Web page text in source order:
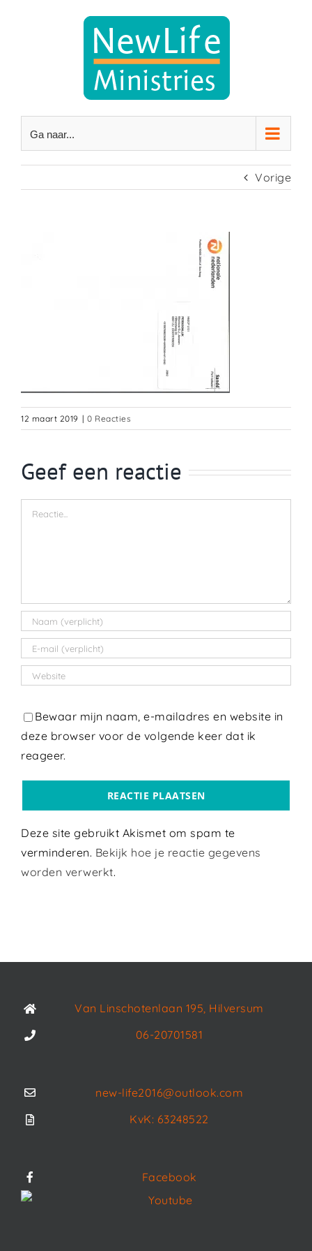
Ga naar...
Vorige
12 maart 2019 | 0 Reacties
Geef een reactie
Reactie
Bewaar mijn naam, e-mailadres en website in
deze browser voor de volgende keer dat ik
reageer.
Deze site gebruikt Akismet om spam te
verminderen. Bekijk hoe je reactie gegevens
worden verwerkt.
Van Linschotenlaan 195, Hilversum
06-20701581
new-life2016@outlook.com
KvK: 63248522
Facebook
Youtube